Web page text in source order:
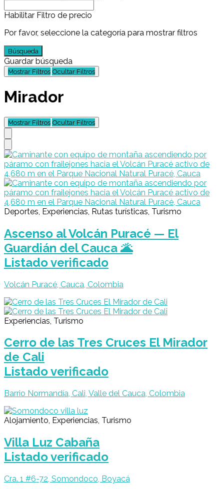
Habilitar Filtro de precio
Por favor, seleccione la categoría para mostrar filtros
Búsqueda
Guardar búsqueda
Mostrar Filtros Ocultar Filtros
Mirador
Mostrar Filtros Ocultar Filtros
Deportes, Experiencias, Rutas turísticas, Turismo
Ascenso al Volcán Puracé — El
Guardián del Cauca 🌋
Listado verificado
Volcán Puracé, Cauca, Colombia
Experiencias, Turismo
Cerro de las Tres Cruces El Mirador
de Cali
Listado verificado
Barrio Normandía, Cali, Valle del Cauca, Colombia
Alojamiento, Experiencias, Turismo
Villa Luz Cabaña
Listado verificado
Cra. 1 #6-72, Somondoco, Boyacá